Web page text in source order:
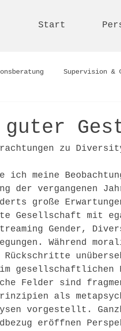
Start
Supervision &
zu
meine
der vergangenen
große
Gesellschaft mit
Gender,
Während
gesellschaftlichen
Felder sind
als
vorgestellt.
eröffnen